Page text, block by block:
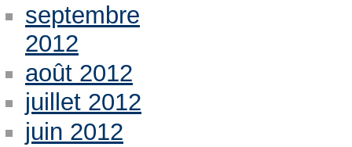
septembre
2012
août 2012
juillet 2012
juin 2012